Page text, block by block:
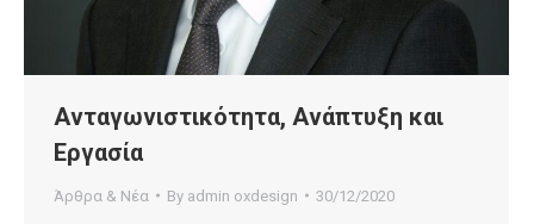
Ανταγωνιστικότητα, Ανάπτυξη και
Εργασία
Άρθρα & Νέα By admin oxdesign 30/12/2020